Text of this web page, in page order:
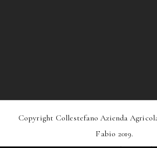
Copyright Collestefano Azienda
Fabio 2019.